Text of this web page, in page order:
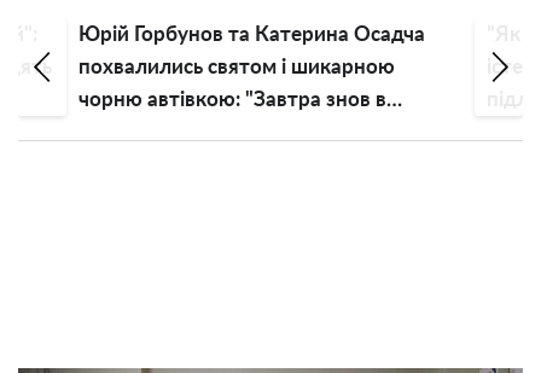
Юрій Горбунов та Катерина Осадча
похвалились святом і шикарною
чорню автівкою: "Завтра знов в